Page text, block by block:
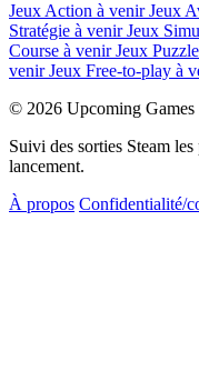
Jeux Action à venirJeux
Stratégie à venirJeux
Course à venirJeux
venirJeux Free-to-play à
© 2026 Upcoming Games
Suivi des sorties Steam
lancement.
À propos Confidentialité/